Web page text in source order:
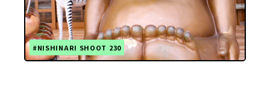
#NISHINARI SHOOT 230